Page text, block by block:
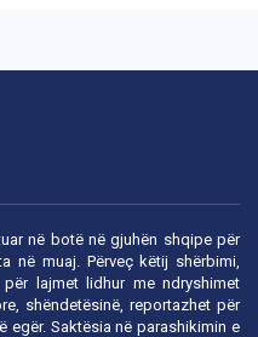
në botë në gjuhën shqipe për
në muaj. Përveç këtij shërbimi,
lajmet lidhur me ndryshimet
shëndetësinë, reportazhet për
egër. Saktësia në parashikimin e